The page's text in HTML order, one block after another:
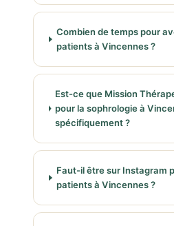
Combien de temps pour
patients à Vincennes ?
Est-ce que Mission
pour la sophrologie à
spécifiquement ?
Faut-il être sur Instagram
patients à Vincennes ?